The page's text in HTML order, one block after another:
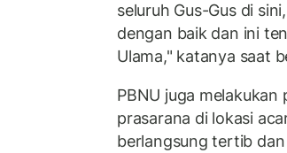
seluruh Gus-Gus di
dengan baik dan ini
Ulama," katanya saat
PBNU juga
prasarana di lokasi
berlangsung tertib